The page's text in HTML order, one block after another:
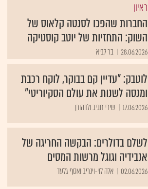
ראיון
החברות שהפכו לסנטה קלאוס של
השוק: התחזיות של יוטב קוסטיקה
28.06.2026 בר לביא
לוטבק: "עדיין קם בבוקר, לוקח רכבת
ומנסה לשנות את עולם הסקיוריטי"
17.06.2026 שירי חביב ולדהורן
לשלם בדולרים: הבקשה החריגה של
אנבידיה וגוגל מרשות המסים
02.06.2026 אלה לוי-וינריב ואסף גלעד